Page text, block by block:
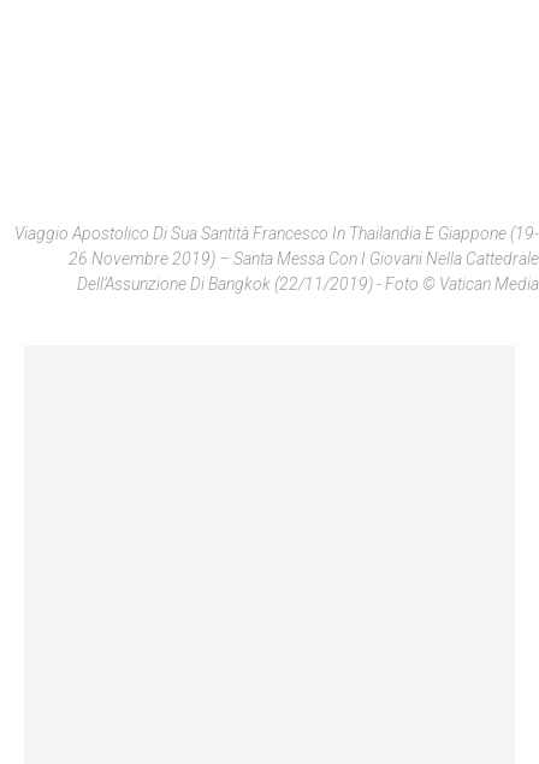
Viaggio Apostolico Di Sua Santità Francesco In Thailandia E Giappone (19-
26 Novembre 2019) – Santa Messa Con I Giovani Nella Cattedrale
Dell’Assunzione Di Bangkok (22/11/2019) - Foto © Vatican Media